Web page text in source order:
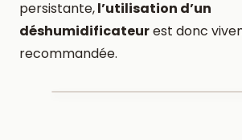
persistante,l’utilisation d’un
déshumidificateurest donc
recommandée.